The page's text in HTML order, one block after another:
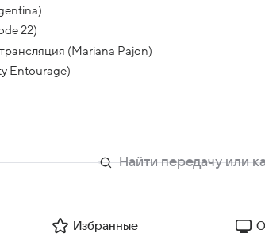
22)
(Mariana Pajon)
Entourage)
Избранные